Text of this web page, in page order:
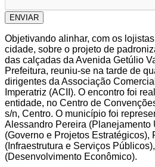
ENVIAR
Objetivando alinhar, com os
cidade, sobre o projeto de
das calçadas da Avenida Getúlio
Prefeitura, reuniu-se na tarde de
dirigentes da Associação
Imperatriz (ACII). O encontro foi
entidade, no Centro de
s/n, Centro. O município foi
Alessandro Pereira (Planejamento
(Governo e Projetos Estratégicos),
(Infraestrutura e Serviços
(Desenvolvimento Econômico).